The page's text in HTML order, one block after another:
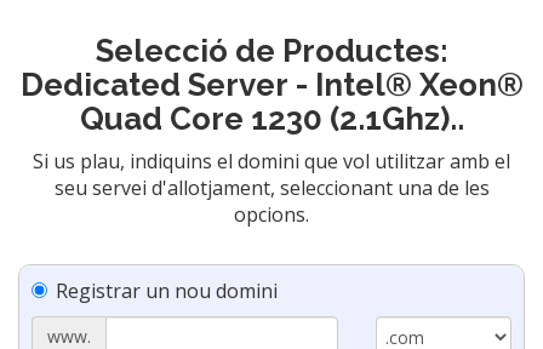
Selecció de Productes:
Dedicated Server - Intel® Xeon®
Quad Core 1230 (2.1Ghz)..
Si us plau, indiquins el domini que vol utilitzar amb el
seu servei d'allotjament, seleccionant una de les
opcions.
Registrar un nou domini
www.